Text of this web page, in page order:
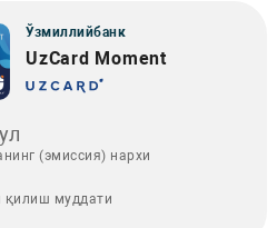
Ўзмиллийбанк
UzCard Moment
(эмиссия) нархи
қилиш муддати